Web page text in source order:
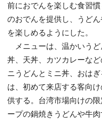
前におでんを楽しむ食習
のおでんを提供し、うど
を楽しめるようにした。
メニューは、温かいう
丼、天丼、カツカレーな
ニうどんとミニ丼、おは
は、初めて来店する客向
供する。台湾市場向けの
ープの鍋焼きうどんや牛